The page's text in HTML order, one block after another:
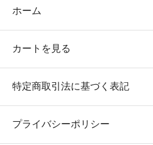
ホーム
カートを見る
特定商取引法に基づく表記
プライバシーポリシー